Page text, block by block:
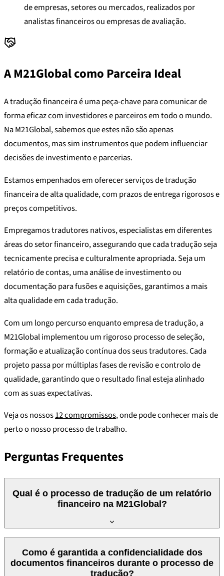
de empresas, setores ou mercados, realizados por
analistas financeiros ou empresas de avaliação.
A M21Global como Parceira Ideal
A tradução financeira é uma peça-chave para comunicar de
forma eficaz com investidores e parceiros em todo o mundo.
Na M21Global, sabemos que estes não são apenas
documentos, mas sim instrumentos que podem influenciar
decisões de investimento e parcerias.
Estamos empenhados em oferecer serviços de tradução
financeira de alta qualidade, com prazos de entrega rigorosos e
preços competitivos.
Empregamos tradutores nativos, especialistas em diferentes
áreas do setor financeiro, assegurando que cada tradução seja
tecnicamente precisa e culturalmente apropriada. Seja um
relatório de contas, uma análise de investimento ou
documentação para fusões e aquisições, garantimos a mais
alta qualidade em cada tradução.
Com um longo percurso enquanto empresa de tradução, a
M21Global implementou um rigoroso processo de seleção,
formação e atualização contínua dos seus tradutores. Cada
projeto passa por múltiplas fases de revisão e controlo de
qualidade, garantindo que o resultado final esteja alinhado
com as suas expectativas.
Veja os nossos12 compromissos, onde pode conhecer mais de
perto o nosso processo de trabalho.
Perguntas Frequentes
Qual é o processo de tradução de um relatório
financeiro na M21Global?
M21Global começa com a análise do documento para entender
o seu conteúdo e terminologia específica. O documento a
Como é garantida a confidencialidade dos
documentos financeiros durante o processo de
tradução?